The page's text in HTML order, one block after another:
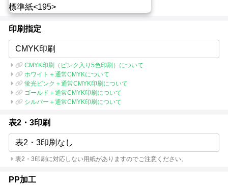
標準紙<195>
印刷指定
CMYK印刷
CMYK印刷（ピンク入り5色印刷）について
ホワイト＋通常CMYKについて
蛍光ピンク＋通常CMYK印刷について
ゴールド＋通常CMYK印刷について
シルバー＋通常CMYK印刷について
表2・3印刷
表2・3印刷なし
表2・3印刷に対応しない用紙がありますのでご注意ください。
PP加工